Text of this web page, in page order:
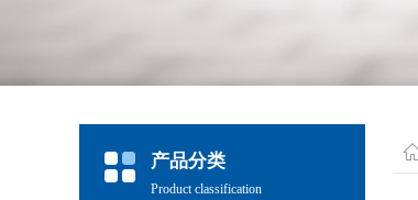
产品分类
Product classification